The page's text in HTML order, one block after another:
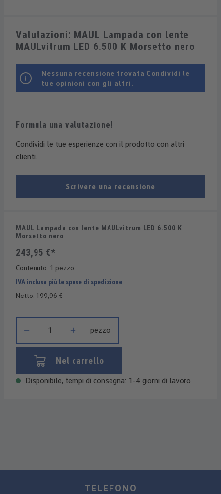
Valutazioni: MAUL Lampada con lente
MAULvitrum LED 6.500 K Morsetto nero
Formula una valutazione!
Condividi le tue esperienze con il prodotto con altri
clienti.
Scrivere una recensione
Nessuna recensione trovata Condividi le
tue opinioni con gli altri.
MAUL Lampada con lente MAULvitrum LED 6.500 K
Morsetto nero
243,95 €*
Contenuto: 1 pezzo
IVA inclusa più le spese di spedizione
Netto: 199,96 €
pezzo
Nel carrello
Disponibile, tempi di consegna: 1-4 giorni di lavoro
TELEFONO